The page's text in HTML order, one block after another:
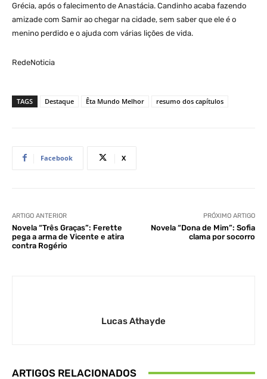
Grécia, após o falecimento de Anastácia. Candinho acaba fazendo
amizade com Samir ao chegar na cidade, sem saber que ele é o
menino perdido e o ajuda com várias lições de vida.
RedeNoticia
TAGS Destaque Êta Mundo Melhor resumo dos capítulos
Facebook X
ARTIGO ANTERIOR
Novela “Três Graças”: Ferette
pega a arma de Vicente e atira
contra Rogério
PRÓXIMO ARTIGO
Novela “Dona de Mim”: Sofia
clama por socorro
Lucas Athayde
ARTIGOS RELACIONADOS